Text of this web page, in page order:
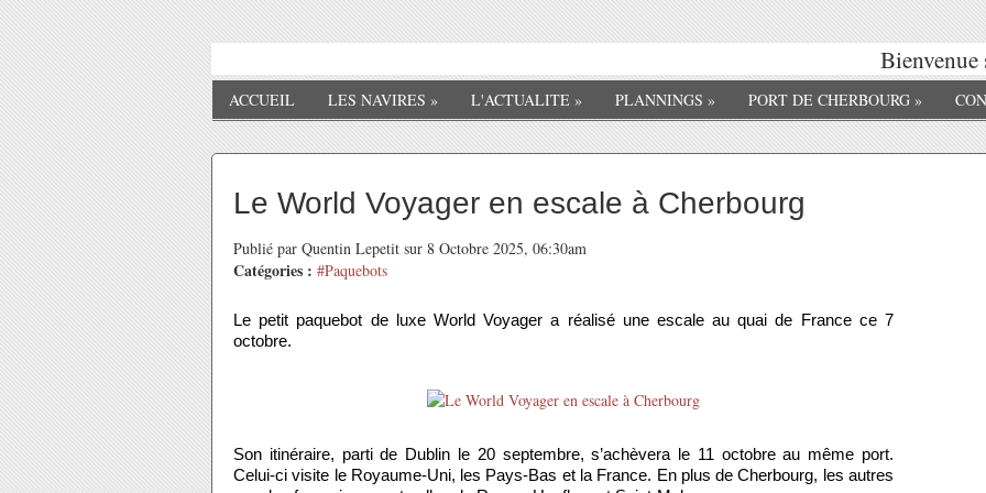
Bienvenue
ACCUEIL LES NAVIRES » L'ACTUALITE » PLANNINGS » PORT DE CHERBOURG »
Le World Voyager en escale à Cherbourg
Publié par Quentin Lepetit sur 8 Octobre 2025, 06:30am
Catégories : #Paquebots
Le petit paquebot de luxe World Voyager a réalisé une escale au quai de France ce 7
octobre.
Son itinéraire, parti de Dublin le 20 septembre, s’achèvera le 11 octobre au même port.
Celui-ci visite le Royaume-Uni, les Pays-Bas et la France. En plus de Cherbourg, les autres